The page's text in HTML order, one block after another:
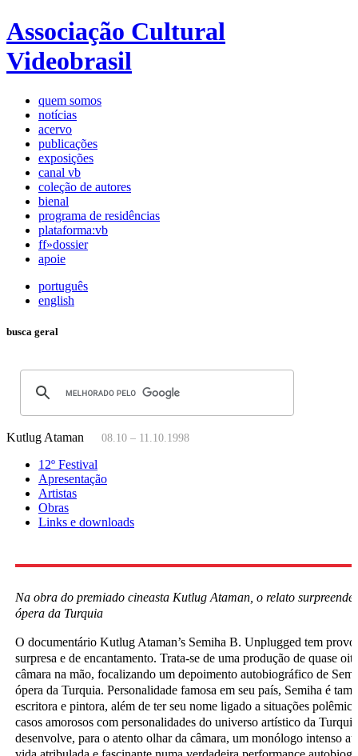
Associação Cultural
Videobrasil
quem somos
notícias
acervo
publicações
exposições
canal vb
coleção de autores
bienal
programa de residências
plataforma:vb
ff»dossier
apoie
português
english
busca geral
Kutlug Ataman 08.10 – 11.10.1998
12º Festival
Apresentação
Artistas
Obras
Links e downloads
Na obra do premiado cineasta Kutlug Ataman, o relato
ópera da Turquia
O documentário Kutlug Ataman’s Semiha B. Unplugged tem
surpresa e de encantamento. Trata-se de uma produção de quase
câmara na mão, focalizando um depoimento autobiográfico de
ópera da Turquia. Personalidade famosa em seu país, Semiha é
escritora e pintora, além de ter seu nome ligado a situações
casos amorosos com personalidades do universo artístico da
desenvolve, para o atento olhar da câmara, um monólogo intenso